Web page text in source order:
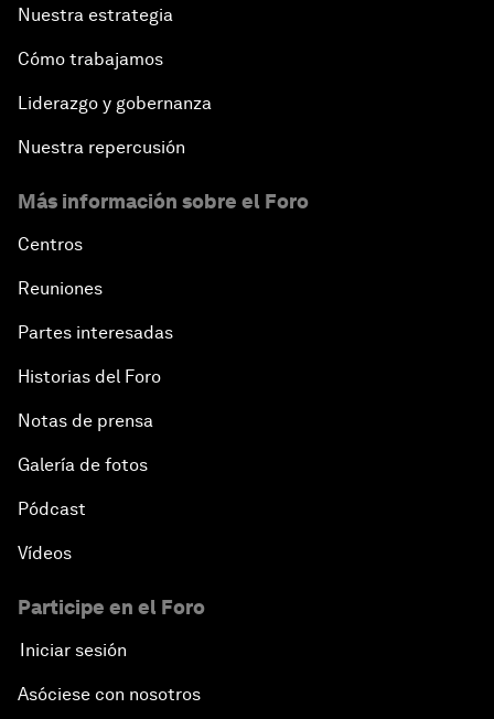
Nuestra estrategia
Cómo trabajamos
Liderazgo y gobernanza
Nuestra repercusión
Más información sobre el Foro
Centros
Reuniones
Partes interesadas
Historias del Foro
Notas de prensa
Galería de fotos
Pódcast
Vídeos
Participe en el Foro
Iniciar sesión
Asóciese con nosotros